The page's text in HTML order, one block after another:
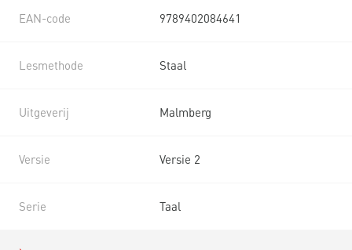
EAN-code 9789402084641
Lesmethode Staal
Uitgeverij Malmberg
Versie Versie 2
Serie Taal